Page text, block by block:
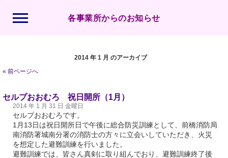
各事業所からのお知らせ
2014 年 1 月 のアーカイブ
« 前ページへ
セルプおおむろ 祝日開所（1月）
2014 年 1 月 31 日 金曜日
セルプおおむろです。
1月13日は祝日開所日で午後に総合防災訓練として、前橋消防局
南消防署城南分署の消防士の方々に立会いしていただき、火災
を想定した避難訓練を行いました。
避難訓練では、皆さん真剣に取り組んでおり、避難訓練終了後